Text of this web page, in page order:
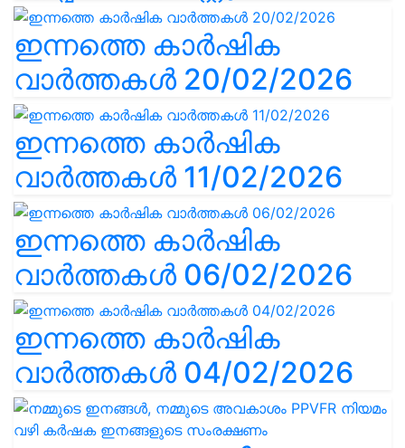
ഇന്നത്തെ കാർഷിക
വാർത്തകൾ 20/02/2026
ഇന്നത്തെ കാർഷിക
വാർത്തകൾ 11/02/2026
ഇന്നത്തെ കാർഷിക
വാർത്തകൾ 06/02/2026
ഇന്നത്തെ കാർഷിക
വാർത്തകൾ 04/02/2026